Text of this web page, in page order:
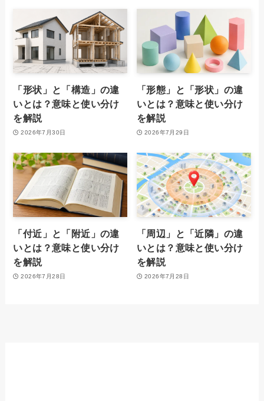
「形状」と「構造」の違
いとは？意味と使い分け
を解説
2026年7月30日
「形態」と「形状」の違
いとは？意味と使い分け
を解説
2026年7月29日
「付近」と「附近」の違
いとは？意味と使い分け
を解説
2026年7月28日
「周辺」と「近隣」の違
いとは？意味と使い分け
を解説
2026年7月28日